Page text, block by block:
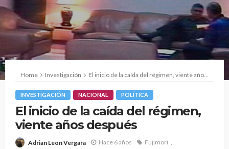
Home Investigación El inicio de la caída del régimen, viente años después
INVESTIGACIÓN NACIONAL POLÍTICA
El inicio de la caída del régimen,
viente años después
Adrian Leon Vergara Hace 6 años
Fujimori